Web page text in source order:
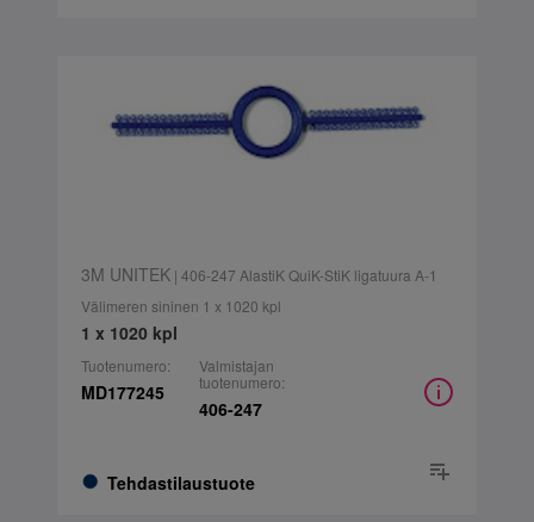
3M UNITEK| 406-247 AlastiK QuiK-StiK ligatuura A-1
Välimeren sininen 1 x 1020 kpl
1 x 1020 kpl
Tuotenumero:
MD177245
Tehdastilaustuote
Valmistajan
tuotenumero:
406-247